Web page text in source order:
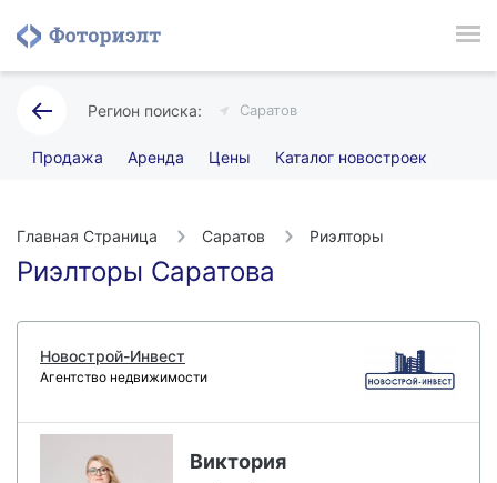
Саратов
Продажа Аренда Цены Каталог новостроек
Главная Страница Саратов Риэлторы
Риэлторы Саратова
Новострой-Инвест
Агентство недвижимости
Виктория